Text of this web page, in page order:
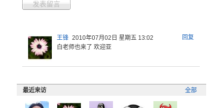
发表留言
回复
王锋 2010年07月02日 星期五 13:02
白老师也来了 欢迎亚
全部
最近来访